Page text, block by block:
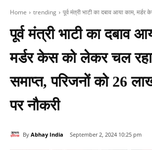
Home trending पूर्व मंत्री भाटी का दबाव आया काम,
पूर्व मंत्री भाटी का दबाव
मर्डर केस को लेकर चल
समाप्त, परिजनों को 26
पर नौकरी
By Abhay India September 2, 2024 10:25 pm